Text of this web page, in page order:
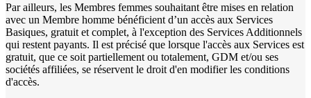
Par ailleurs, les Membres femmes souhaitant être mises en relation
avec un Membre homme bénéficient d’un accès aux Services
Basiques, gratuit et complet, à l'exception des Services Additionnels
qui restent payants. Il est précisé que lorsque l'accès aux Services est
gratuit, que ce soit partiellement ou totalement, GDM et/ou ses
sociétés affiliées, se réservent le droit d'en modifier les conditions
d'accès.